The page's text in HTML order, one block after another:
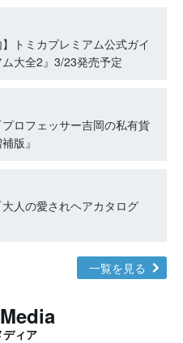
】トミカプレミアム公式ガイ
大全2』3/23発売予定
プロフェッサー吉岡の私有貨
版』
大人の愛されヘアカタログ
一覧を見る
ィア